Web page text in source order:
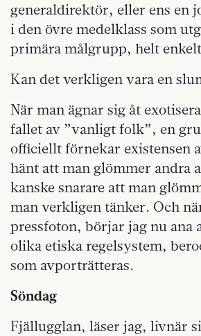
generaldirektör, eller ens en
i den övre medelklass som
primära målgrupp, helt
Kan det verkligen vara en
När man ägnar sig åt
fallet av ”vanligt folk”, en
officiellt förnekar existensen
hänt att man glömmer andra
kanske snarare att man
man verkligen tänker. Och
pressfoton, börjar jag nu ana
olika etiska regelsystem,
som avporträtteras.
Söndag
Fjällugglan, läser jag, livnär